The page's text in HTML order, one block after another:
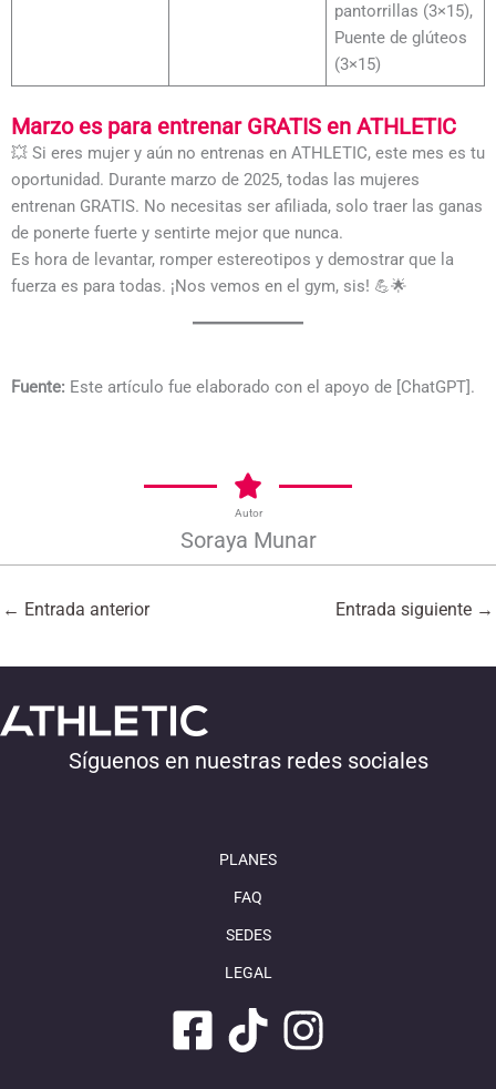
pantorrillas (3×15),
Puente de glúteos
(3×15)
Marzo es para entrenar GRATIS en ATHLETIC
💥 Si eres mujer y aún no entrenas en ATHLETIC, este mes es tu
oportunidad. Durante marzo de 2025, todas las mujeres
entrenan GRATIS. No necesitas ser afiliada, solo traer las ganas
de ponerte fuerte y sentirte mejor que nunca.
Es hora de levantar, romper estereotipos y demostrar que la
fuerza es para todas. ¡Nos vemos en el gym, sis! 💪🌟
Fuente: Este artículo fue elaborado con el apoyo de [ChatGPT].
Autor
Soraya Munar
← Entrada anterior Entrada siguiente →
Síguenos en nuestras redes sociales
PLANES
FAQ
SEDES
LEGAL